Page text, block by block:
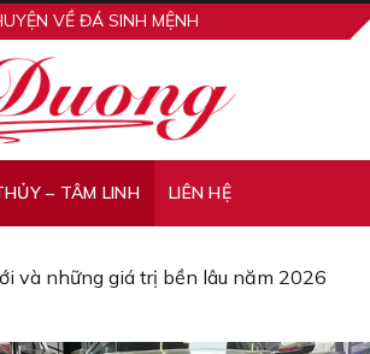
VỀ ĐÁ SINH MỆNH
– TÂM LINH LIÊN HỆ
và những giá trị bền lâu năm 2026